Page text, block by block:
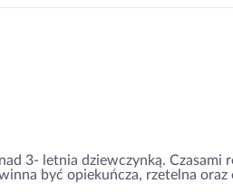
3- letnia dziewczynką. Czasami
być opiekuńcza, rzetelna oraz